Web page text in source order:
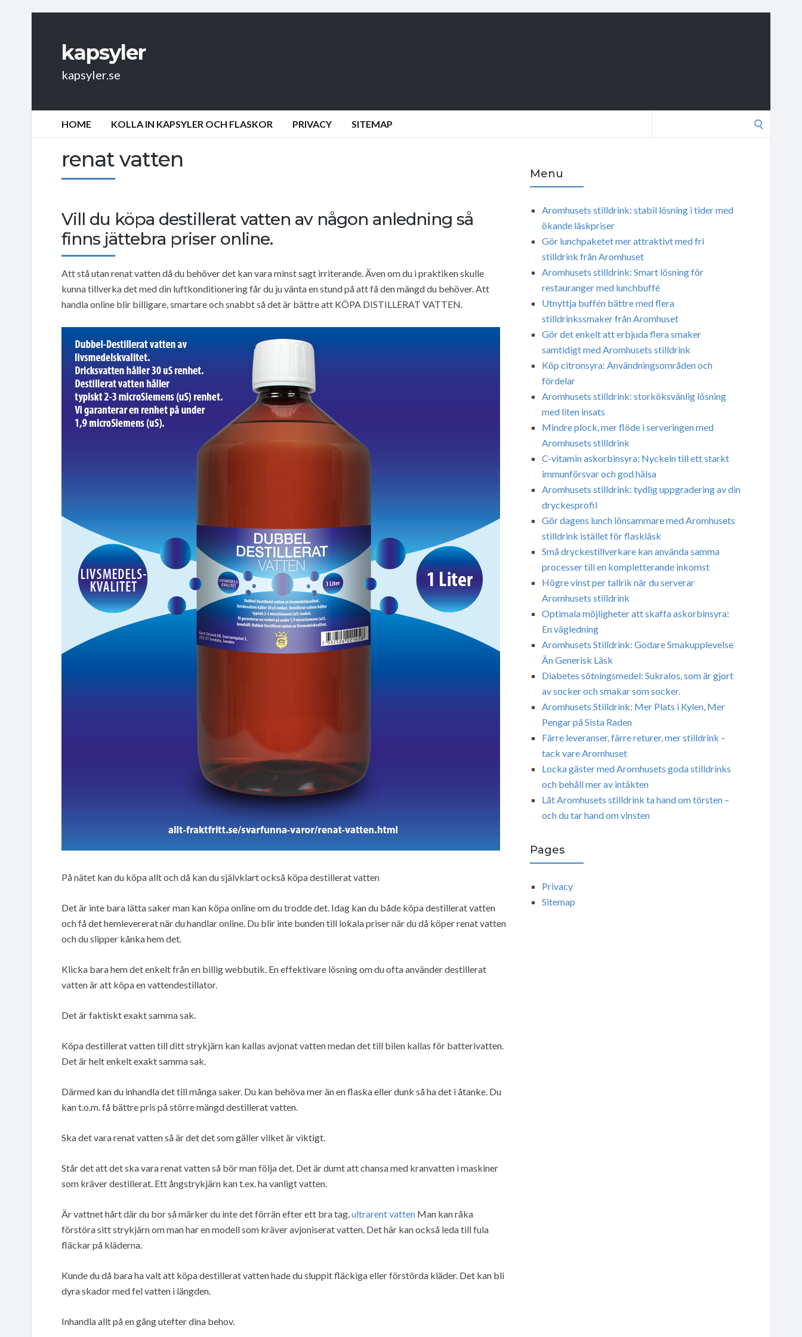
kapsyler
kapsyler.se
HOME KOLLA IN KAPSYLER OCH FLASKOR PRIVACY SITEMAP
renat vatten
Vill du köpa destillerat vatten av någon anledning så
finns jättebra priser online.
Att stå utan renat vatten då du behöver det kan vara minst sagt irriterande. Även om du i praktiken skulle
kunna tillverka det med din luftkonditionering får du ju vänta en stund på att få den mängd du behöver. Att
handla online blir billigare, smartare och snabbt så det är bättre att KÖPA DISTILLERAT VATTEN.
På nätet kan du köpa allt och då kan du självklart också köpa destillerat vatten
Det är inte bara lätta saker man kan köpa online om du trodde det. Idag kan du både köpa destillerat vatten
och få det hemlevererat när du handlar online. Du blir inte bunden till lokala priser när du då köper renat vatten
och du slipper kånka hem det.
Klicka bara hem det enkelt från en billig webbutik. En effektivare lösning om du ofta använder destillerat
vatten är att köpa en vattendestillator.
Det är faktiskt exakt samma sak.
Köpa destillerat vatten till ditt strykjärn kan kallas avjonat vatten medan det till bilen kallas för batterivatten.
Det är helt enkelt exakt samma sak.
Därmed kan du inhandla det till många saker. Du kan behöva mer än en flaska eller dunk så ha det i åtanke. Du
kan t.o.m. få bättre pris på större mängd destillerat vatten.
Ska det vara renat vatten så är det det som gäller vilket är viktigt.
Står det att det ska vara renat vatten så bör man följa det. Det är dumt att chansa med kranvatten i maskiner
som kräver destillerat. Ett ångstrykjärn kan t.ex. ha vanligt vatten.
Är vattnet hårt där du bor så märker du inte det förrän efter ett bra tag.ultrarent vatten Man kan råka
förstöra sitt strykjärn om man har en modell som kräver avjoniserat vatten. Det här kan också leda till fula
fläckar på kläderna.
Kunde du då bara ha valt att köpa destillerat vatten hade du sluppit fläckiga eller förstörda kläder. Det kan bli
dyra skador med fel vatten i längden.
Inhandla allt på en gång utefter dina behov.
Menu
Aromhusets stilldrink: stabil lösning i tider med
ökande läskpriser
Gör lunchpaketet mer attraktivt med fri
stilldrink från Aromhuset
Aromhusets stilldrink: Smart lösning för
restauranger med lunchbuffé
Utnyttja buffén bättre med flera
stilldrinkssmaker från Aromhuset
Gör det enkelt att erbjuda flera smaker
samtidigt med Aromhusets stilldrink
Köp citronsyra: Användningsområden och
fördelar
Aromhusets stilldrink: storköksvänlig lösning
med liten insats
Mindre plock, mer flöde i serveringen med
Aromhusets stilldrink
C-vitamin askorbinsyra: Nyckeln till ett starkt
immunförsvar och god hälsa
Aromhusets stilldrink: tydlig uppgradering av din
dryckesprofil
Gör dagens lunch lönsammare med Aromhusets
stilldrink istället för flaskläsk
Små dryckestillverkare kan använda samma
processer till en kompletterande inkomst
Högre vinst per tallrik när du serverar
Aromhusets stilldrink
Optimala möjligheter att skaffa askorbinsyra:
En vägledning
Aromhusets Stilldrink: Godare Smakupplevelse
Än Generisk Läsk
Diabetes sötningsmedel: Sukralos, som är gjort
av socker och smakar som socker.
Aromhusets Stilldrink: Mer Plats i Kylen, Mer
Pengar på Sista Raden
Färre leveranser, färre returer, mer stilldrink –
tack vare Aromhuset
Locka gäster med Aromhusets goda stilldrinks
och behåll mer av intäkten
Låt Aromhusets stilldrink ta hand om törsten –
och du tar hand om vinsten
Pages
Privacy
Sitemap